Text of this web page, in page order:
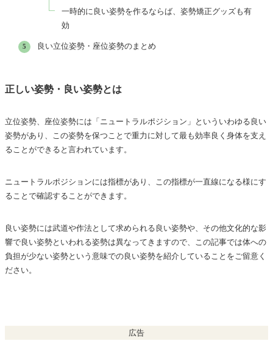
一時的に良い姿勢を作るならば、姿勢矯正グッズも有
効
良い立位姿勢・座位姿勢のまとめ
正しい姿勢・良い姿勢とは
立位姿勢、座位姿勢には「ニュートラルポジション」といういわゆる良い
姿勢があり、この姿勢を保つことで重力に対して最も効率良く身体を支え
ることができると言われています。
ニュートラルポジションには指標があり、この指標が一直線になる様にす
ることで確認することができます。
良い姿勢には武道や作法として求められる良い姿勢や、その他文化的な影
響で良い姿勢といわれる姿勢は異なってきますので、この記事では体への
負担が少ない姿勢という意味での良い姿勢を紹介していることをご留意く
ださい。
広告